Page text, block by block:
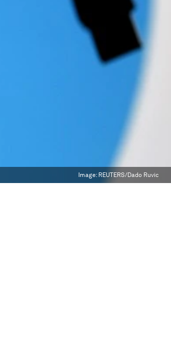
Image: REUTERS/Dado Ruvic